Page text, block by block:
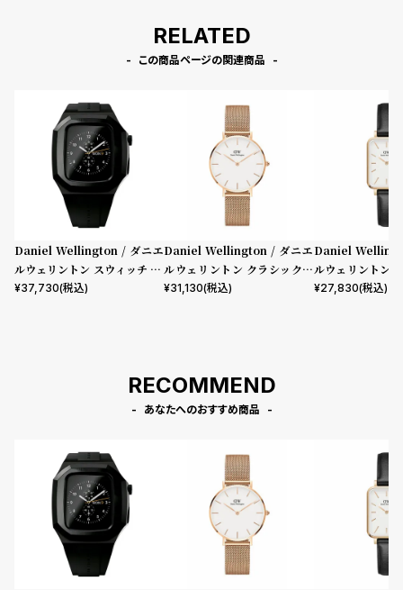
RELATED
この商品ページの関連商品
Daniel Wellington / ダニエ
ルウェリントン スウィッチ 40
mm Apple watch アップル
¥37,730(税込)
Daniel Wellington / ダニエ
ルウェリントン クラシックペ
ティット メルローズ ローズゴ
¥31,130(税込)
Daniel
ルウェリントン
フィールド ロー
¥27,830(税込)
RECOMMEND
あなたへのおすすめ商品